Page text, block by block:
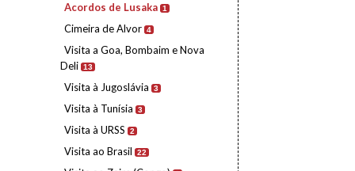
Acordos de Lusaka 1
Cimeira de Alvor 4
Visita a Goa, Bombaim e Nova
Deli 13
Visita à Jugoslávia 3
Visita à Tunísia 3
Visita à URSS 2
Visita ao Brasil 22